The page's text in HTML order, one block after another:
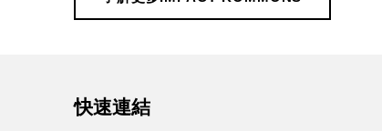
o
Skip back to main navigation
快速連結